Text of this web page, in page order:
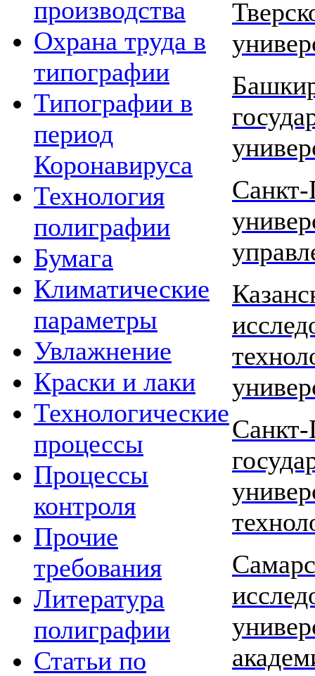
производства
Охрана труда в
типографии
Типографии в
период
Коронавируса
Технология
полиграфии
Бумага
Климатические
параметры
Увлажнение
Краски и лаки
Технологические
процессы
Процессы
контроля
Прочие
требования
Литература
полиграфии
Статьи по
Санкт-
Санкт-